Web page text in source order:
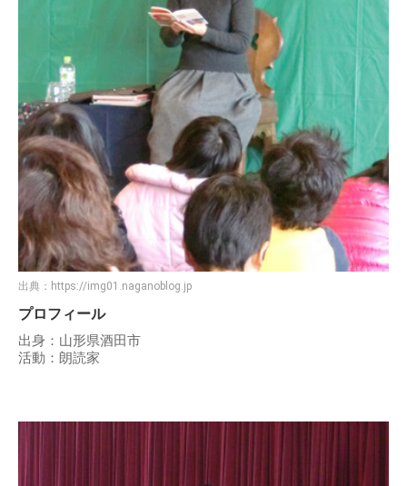
出典： https://img01.naganoblog.jp
プロフィール
出身：山形県酒田市
活動：朗読家